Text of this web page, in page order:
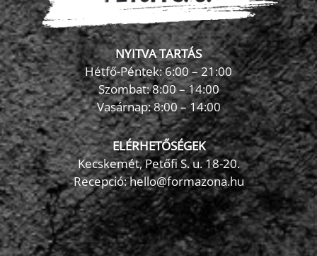
NYITVA TARTÁS
Hétfő-Péntek: 6:00 – 21:00
Szombat: 8:00 – 14:00
Vasárnap: 8:00 – 14:00
ELÉRHETŐSÉGEK
Kecskemét, Petőfi S. u. 18-20.
Recepció: hello@formazona.hu